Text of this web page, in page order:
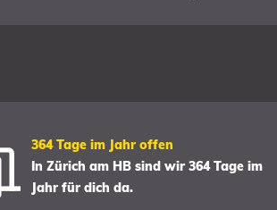
364 Tage im Jahr offen
In Zürich am HB sind wir 364 Tage im
Jahr für dich da.